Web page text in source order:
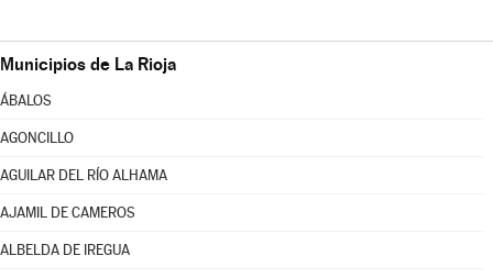
Municipios de La Rioja
ÁBALOS
AGONCILLO
AGUILAR DEL RÍO ALHAMA
AJAMIL DE CAMEROS
ALBELDA DE IREGUA